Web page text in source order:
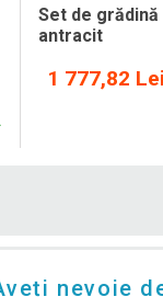
Set de grădină
antracit
1 777,82 Lei
nevoie